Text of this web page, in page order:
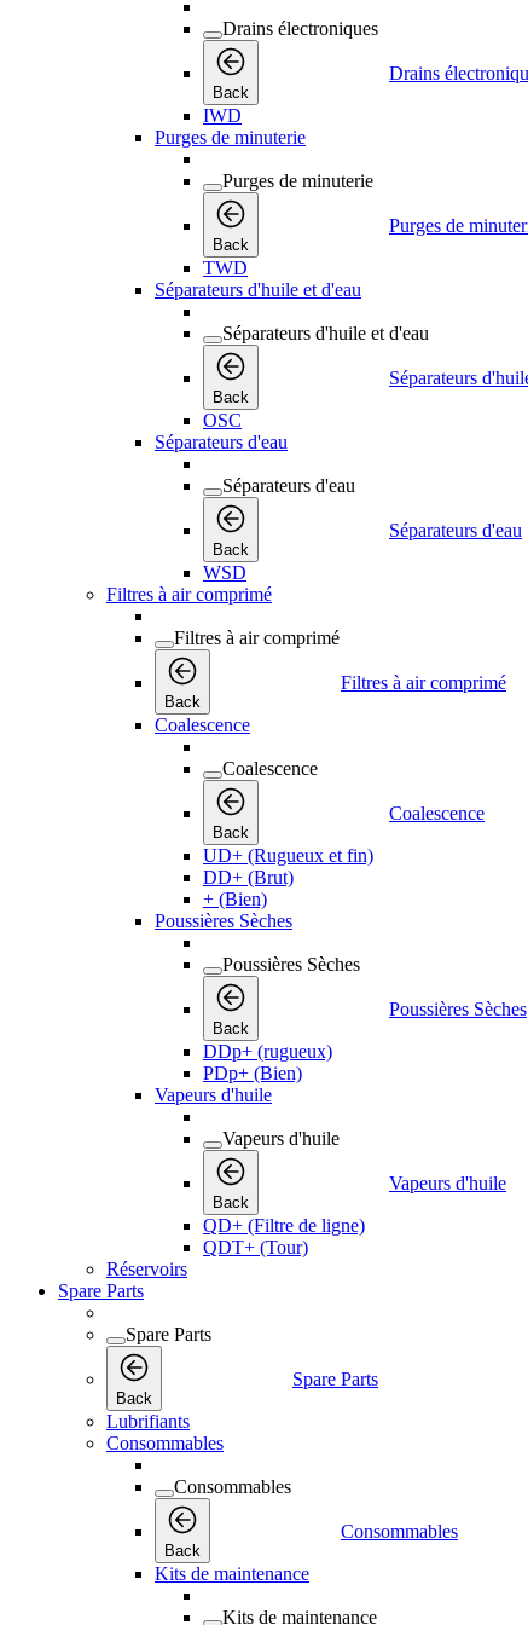
Drains électroniques
Back
Drains
IWD
Purges de minuterie
Purges de minuterie
Back
Purges de
TWD
Séparateurs d'huile et d'eau
Séparateurs d'huile et d'eau
Back
Séparateurs
OSC
Séparateurs d'eau
Séparateurs d'eau
Back
Séparateurs d'eau
WSD
Filtres à air comprimé
Filtres à air comprimé
Back
Filtres à air comprimé
Coalescence
Coalescence
Back
Coalescence
UD+ (Rugueux et fin)
DD+ (Brut)
+ (Bien)
Poussières Sèches
Poussières Sèches
Back
Poussières Sèches
DDp+ (rugueux)
PDp+ (Bien)
Vapeurs d'huile
Vapeurs d'huile
Back
Vapeurs d'huile
QD+ (Filtre de ligne)
QDT+ (Tour)
Réservoirs
Spare Parts
Spare Parts
Back
Spare Parts
Lubrifiants
Consommables
Consommables
Back
Consommables
Kits de maintenance
Kits de maintenance